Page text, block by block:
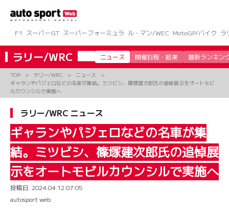
ツ
へ
ス
キ
F1 スーパーGT スーパーフォーミュラ ル・マン/WEC MotoGP/バイク ラ
ラリー/WRC ニュース 開催日程・結果 最新ランキン
TOP ラリー/WRC
ニュース
ギャランやパジェロなどの名車が集結。ミツビシ、篠塚建次郎氏の追悼展示をオートモビ
ルカウンシルで実施へ
ラリー/WRC ニュース
ギャランやパジェロなどの名車が集
結。ミツビシ、篠塚建次郎氏の追悼展
示をオートモビルカウンシルで実施へ
投稿日: 2024.04.12 07:05
autosport web